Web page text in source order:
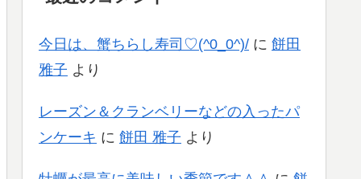
今日は、蟹ちらし寿司♡(^0_0^)/ に 餅田
雅子 より
レーズン＆クランベリーなどの入ったパ
ンケーキ に 餅田 雅子 より